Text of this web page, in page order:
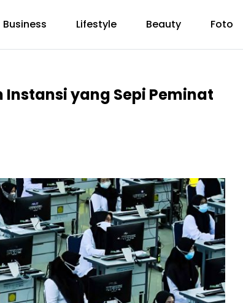
Business Lifestyle Beauty Foto
Instansi yang Sepi Peminat